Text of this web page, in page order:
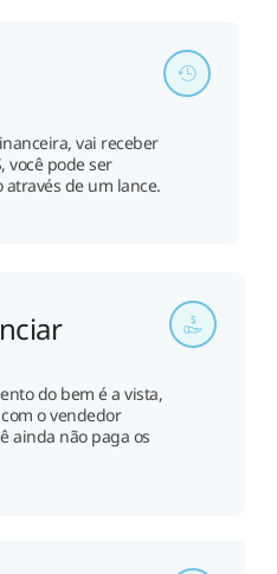
vai receber
você pode ser
de um lance.
do bem é a vista,
o vendedor
ainda não paga os